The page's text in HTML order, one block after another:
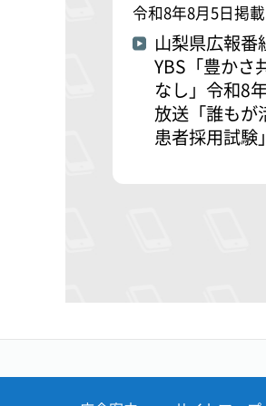
令和8年8月5日掲載
山梨県広報番
YBS「豊かさ
なし」令和8
放送「誰もが
患者採用試験」